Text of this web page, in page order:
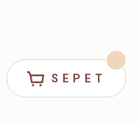
SEPET